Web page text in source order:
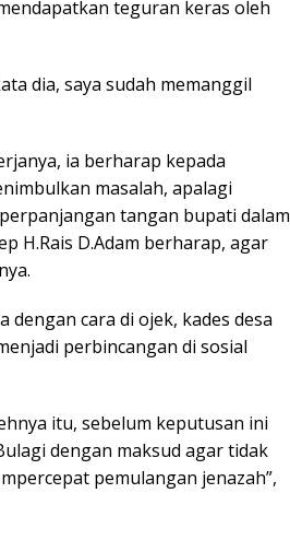
teguran keras oleh
dia, saya sudah memanggil
ia berharap kepada
masalah, apalagi
tangan bupati dalam
H.Rais D.Adam berharap, agar
cara di ojek, kades desa
perbincangan di sosial
itu, sebelum keputusan ini
dengan maksud agar tidak
pemulangan jenazah”,